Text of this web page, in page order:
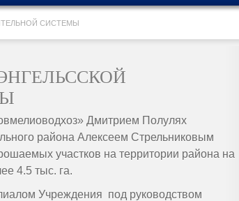
СИСТЕМЫ
Дмитрием Полулях
района Алексеем Стрельниковым
участков на территории района на
4.5 тыс. га.
Учреждения под руководством